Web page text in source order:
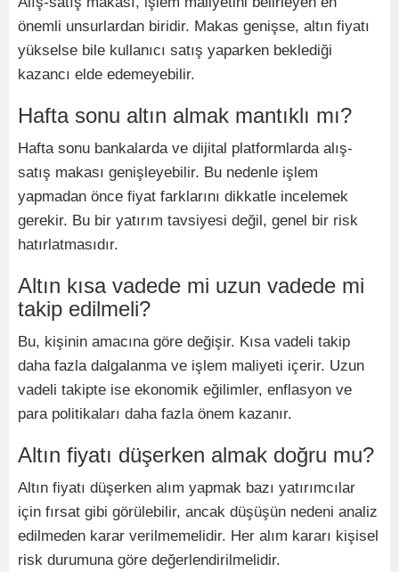
önemli unsurlardan biridir. Makas genişse, altın fiyatı
yükselse bile kullanıcı satış yaparken beklediği
kazancı elde edemeyebilir.
Hafta sonu altın almak mantıklı mı?
Hafta sonu bankalarda ve dijital platformlarda alış-
satış makası genişleyebilir. Bu nedenle işlem
yapmadan önce fiyat farklarını dikkatle incelemek
gerekir. Bu bir yatırım tavsiyesi değil, genel bir risk
hatırlatmasıdır.
Altın kısa vadede mi uzun vadede mi
takip edilmeli?
Bu, kişinin amacına göre değişir. Kısa vadeli takip
daha fazla dalgalanma ve işlem maliyeti içerir. Uzun
vadeli takipte ise ekonomik eğilimler, enflasyon ve
para politikaları daha fazla önem kazanır.
Altın fiyatı düşerken almak doğru mu?
Altın fiyatı düşerken alım yapmak bazı yatırımcılar
için fırsat gibi görülebilir, ancak düşüşün nedeni analiz
edilmeden karar verilmemelidir. Her alım kararı kişisel
risk durumuna göre değerlendirilmelidir.